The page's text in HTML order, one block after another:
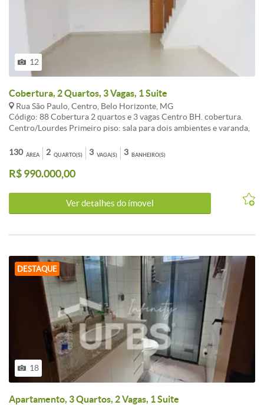
12
Cobertura, 2 Quartos, 3 Vagas, 1 Suite
Rua São Paulo, Centro, Belo Horizonte, MG
Código: 88 Cobertura 2 quartos e 3 vagas Centro BH. cobertura.
Centro/Lourdes Primeiro piso: sala para dois ambientes e varanda,
serviço. Segundo piso: sala, banho social e área livre.
CARACTERISTICAS:Rebaixamento em gesso - D.C.E. - Área de lazer
- Piscina - Salão de festas - Salão de jogos - Quadras esportes -
Ginástica - Sol da manhã - Esquadrias alumínio - Janela com
venezianas - Gás Canalizado - Jardins - 1 Elevador social - 1
ÁREA
130 QUARTO(S)
2 VAGA(S)
3 BANHEIRO(S)
3
R$ 990.000,00
Ver detalhes do ímovel
DESTAQUE
18
Apartamento, 3 Quartos, 2 Vagas, 1 Suite